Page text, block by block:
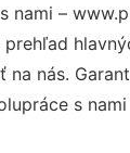
nami –
prehľad
na nás.
s